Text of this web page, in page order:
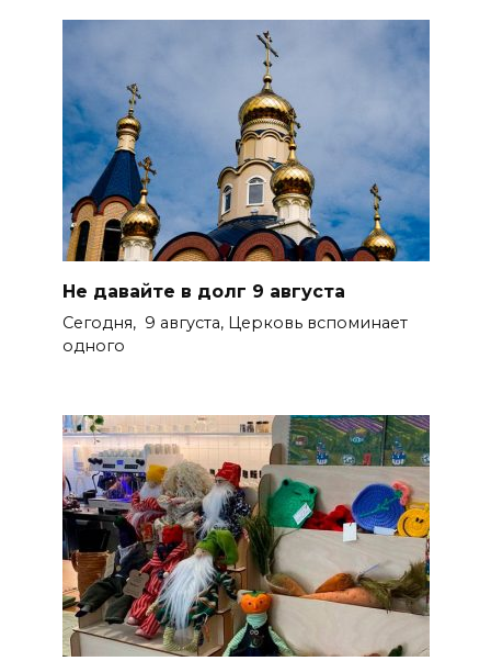
Не давайте в долг 9 августа
Сегодня, 9 августа, Церковь вспоминает
одного